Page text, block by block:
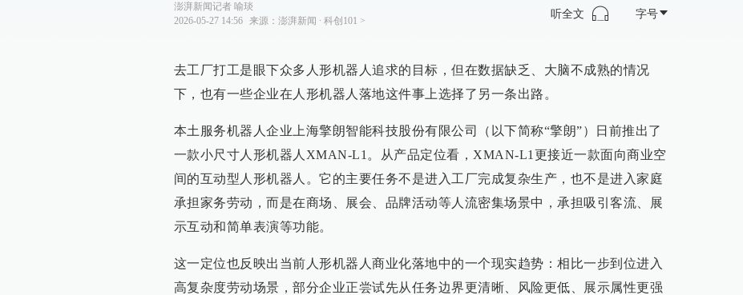
澎湃新闻记者 喻琰
2026-05-27 14:56
来源： 澎湃新闻 ∙ 科创101 >
听全文 字号
去工厂打工是眼下众多人形机器人追求的目标，但在数据缺乏、大脑不成熟的情况
下，也有一些企业在人形机器人落地这件事上选择了另一条出路。
本土服务机器人企业上海擎朗智能科技股份有限公司（以下简称“擎朗”）日前推出了
一款小尺寸人形机器人XMAN-L1。从产品定位看，XMAN-L1更接近一款面向商业空
间的互动型人形机器人。它的主要任务不是进入工厂完成复杂生产，也不是进入家庭
承担家务劳动，而是在商场、展会、品牌活动等人流密集场景中，承担吸引客流、展
示互动和简单表演等功能。
这一定位也反映出当前人形机器人商业化落地中的一个现实趋势：相比一步到位进入
高复杂度劳动场景，部分企业正尝试先从任务边界更清晰、风险更低、展示属性更强